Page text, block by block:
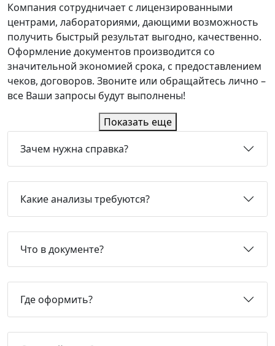
Компания сотрудничает с лицензированными
центрами, лабораториями, дающими возможность
получить быстрый результат выгодно, качественно.
Оформление документов производится со
значительной экономией срока, с предоставлением
чеков, договоров. Звоните или обращайтесь лично –
все Ваши запросы будут выполнены!
Показать еще
Зачем нужна справка?
Какие анализы требуются?
Что в документе?
Где оформить?